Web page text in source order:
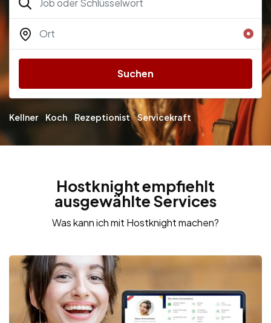
Suchen
Kellner Koch Rezeptionist Servicekraft
Hostknight empfiehlt
ausgewählte Services
Was kann ich mit Hostknight machen?